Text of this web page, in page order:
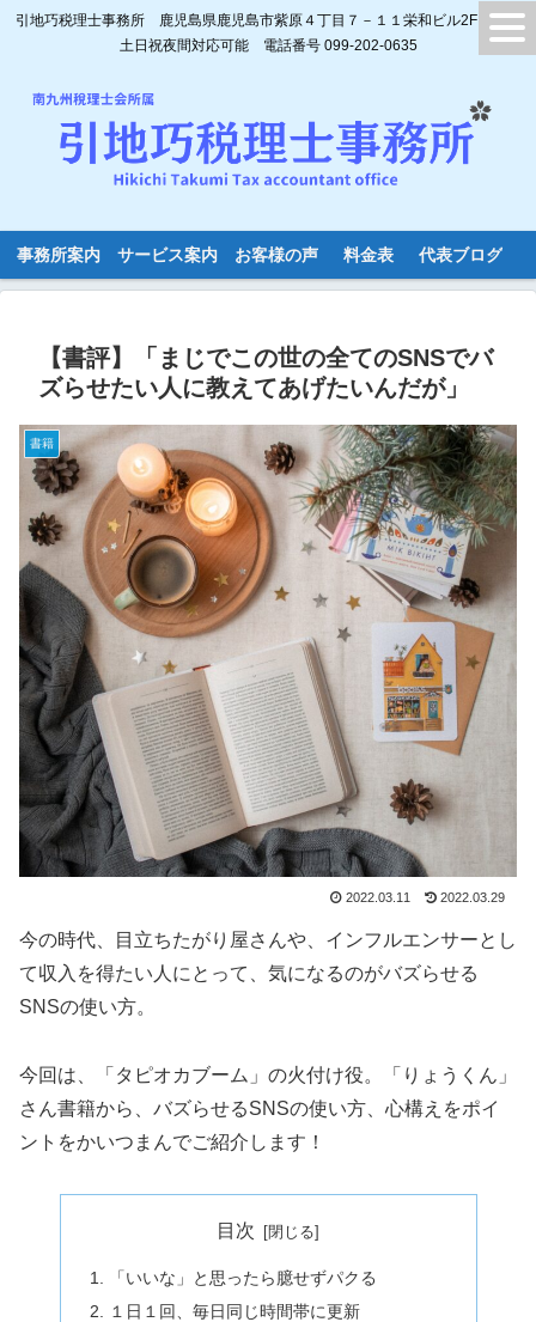
引地巧税理士事務所 鹿児島県鹿児島市紫原４丁目７－１１栄和ビル2F
土日祝夜間対応可能 電話番号 099-202-0635
事務所案内 サービス案内 お客様の声 料金表 代表ブログ
【書評】「まじでこの世の全てのSNSでバ
ズらせたい人に教えてあげたいんだが」
書籍
2022.03.11 2022.03.29
今の時代、目立ちたがり屋さんや、インフルエンサーとし
て収入を得たい人にとって、気になるのがバズらせる
SNSの使い方。
今回は、「タピオカブーム」の火付け役。「りょうくん」
さん書籍から、バズらせるSNSの使い方、心構えをポイ
ントをかいつまんでご紹介します！
目次
「いいな」と思ったら臆せずパクる
１日１回、毎日同じ時間帯に更新